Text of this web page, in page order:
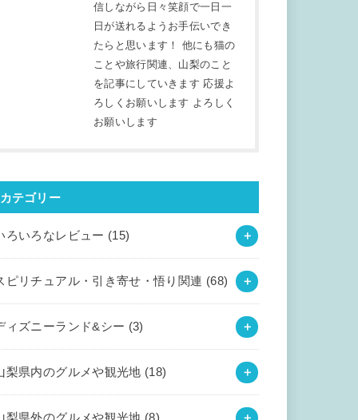
信しながら日々笑顔で一日一
日が送れるようお手伝いでき
たらと思います！ 他にも猫の
ことや旅行関連、山梨のこと
を記事にしていきます 応援よ
ろしくお願いします よろしく
お願いします
カテゴリー
ろいろなレビュー (15)
ピリチュアル・引き寄せ・悟り関連 (68)
ィズニーランド&シー (3)
梨県内のグルメや観光地 (18)
梨県外のグルメや観光地 (8)